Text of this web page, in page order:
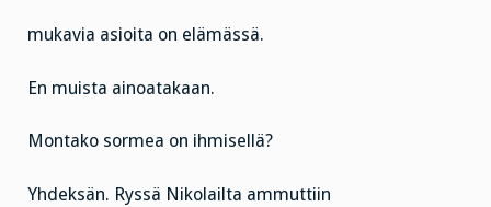
mukavia asioita on elämässä.
En muista ainoatakaan.
Montako sormea on ihmisellä?
Yhdeksän. Ryssä Nikolailta ammuttiin